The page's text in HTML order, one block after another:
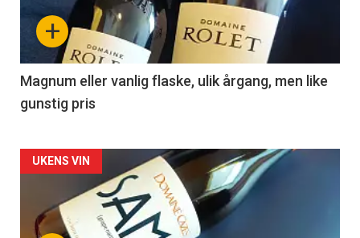
nå
3
+
Magnum eller vanlig flaske, ulik årgang, men like
gunstig pris
Forsiden
akkurat
nå
UKENS VIN